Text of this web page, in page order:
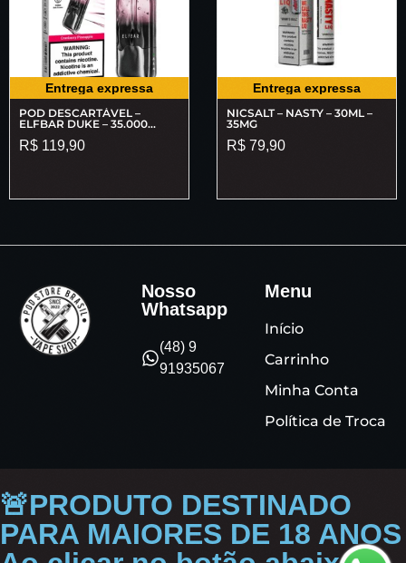
Entrega expressa
POD DESCARTÁVEL –
ELFBAR DUKE – 35.000
R$ 119,90
Entrega expressa
NICSALT – NASTY – 30ML –
35MG
R$ 79,90
Nosso
Whatsapp
(48) 9
91935067
Menu
Início
Carrinho
Minha Conta
Política de Troca
🚨PRODUTO DESTINADO
PARA MAIORES DE 18 ANOS